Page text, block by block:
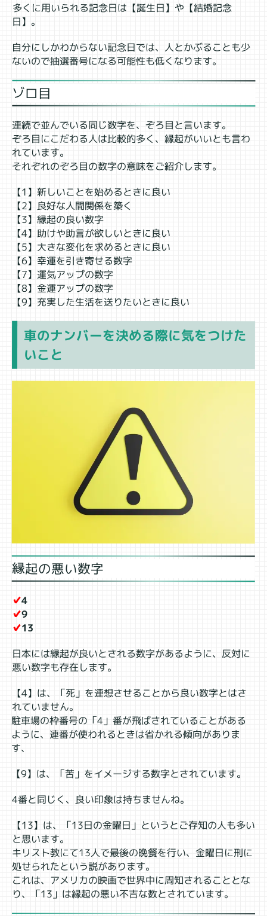
多くに用いられる記念日は【誕生日】や【結婚記念
日】。
自分にしかわからない記念日では、人とかぶることも少
ないので抽選番号になる可能性も低くなります。
ゾロ目
連続で並んでいる同じ数字を、ぞろ目と言います。
ぞろ目にこだわる人は比較的多く、縁起がいいとも言わ
れています。
それぞれのぞろ目の数字の意味をご紹介します。
【1】新しいことを始めるときに良い
【2】良好な人間関係を築く
【3】縁起の良い数字
【4】助けや助言が欲しいときに良い
【5】大きな変化を求めるときに良い
【6】幸運を引き寄せる数字
【7】運気アップの数字
【8】金運アップの数字
【9】充実した生活を送りたいときに良い
車のナンバーを決める際に気をつけた
いこと
縁起の悪い数字
✔4
✔9
✔13
日本には縁起が良いとされる数字があるように、反対に
悪い数字も存在します。
【4】は、「死」を連想させることから良い数字とはさ
れていません。
駐車場の枠番号の「4」番が飛ばされていることがある
ように、連番が使われるときは省かれる傾向がありま
す、
【9】は、「苦」をイメージする数字とされています。
4番と同じく、良い印象は持ちませんね。
【13】は、「13日の金曜日」というとご存知の人も多い
と思います。
キリスト教にて13人で最後の晩餐を行い、金曜日に刑に
処せられたという説があります。
これは、アメリカの映画で世界中に周知されることとな
り、「13」は縁起の悪い不吉な数とされています。